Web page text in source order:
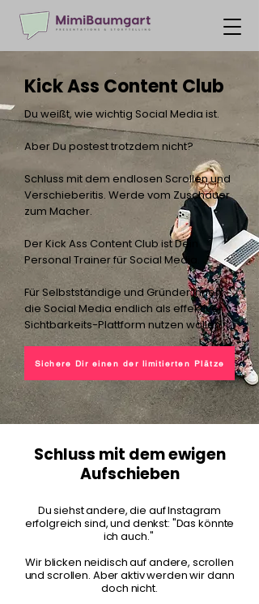
Kick Ass Content Club
Du weißt, wie wichtig Social Media ist.
Aber Du postest trotzdem nicht?
Schluss mit dem endlosen Scrollen und
Verschieberitis. Werde vom Zuschauer
zum Macher.
Der Kick Ass Content Club ist Dein
Personal Trainer für Social Media.
Für Selbstständige und Gründer:innen,
die Social Media endlich als effektive
Sichtbarkeits-Plattform nutzen wollen.
Sichere Dir einen der limitierten Plätze
Schluss mit dem ewigen
Aufschieben
Du siehst andere, die auf Instagram
erfolgreich sind, und denkst: "Das könnte
ich auch."
Wir blicken neidisch auf andere, scrollen
und scrollen. Aber aktiv werden wir dann
doch nicht.